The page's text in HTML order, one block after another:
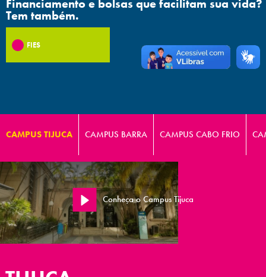
Financiamento e bolsas que facilitam sua vida?
Tem também.
FIES
Conheça o Campus Tijuca
CAMPUS TIJUCA CAMPUS BARRA CAMPUS CABO FRIO